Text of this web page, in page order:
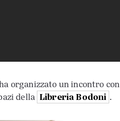
organizzato un incontro con
della Libreria Bodoni .